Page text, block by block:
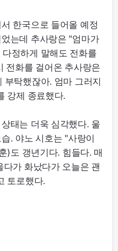
한국으로 들어올 예정
는데 추사랑은 "엄마가
정하게 말해도 전화를
전화를 걸어온 추사랑은
부탁했잖아. 엄마 그러지
강제 종료했다.
태는 더욱 심각했다. 울
. 야노 시호는 "사랑이
)도 갱년기다. 힘들다. 매
가 화났다가 오늘은 괜
토로했다.